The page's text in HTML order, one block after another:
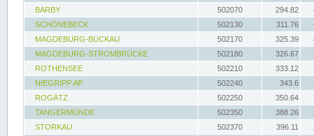
BARBY
502070 294.82
SCHÖNEBECK
502130 311.76
MAGDEBURG-BUCKAU
502170 325.39
MAGDEBURG-STROMBRÜCKE
502180 326.67
ROTHENSEE
502210 333.12
NIEGRIPP AP
502240 343.6
ROGÄTZ
502250 350.64
TANGERMÜNDE
502350 388.26
STORKAU
502370 396.11